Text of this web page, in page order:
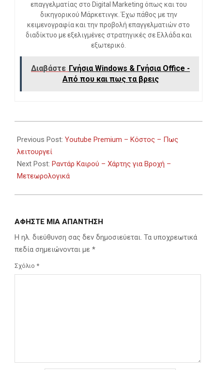
επαγγελματίας στο Digital Marketing όπως και του
δικηγορικού Μάρκετινγκ. Έχω πάθος με την
κειμενογραφία και την προβολή επαγγελματιών στο
διαδίκτυο με εξελιγμένες στρατηγικές σε Ελλάδα και
εξωτερικό.
Διαβάστε Γνήσια Windows & Γνήσια Office -
Από που και πως τα βρεις
02-
07
Previous Post: Youtube Premium – Κόστος – Πως
λειτουργεί
Next Post: Ραντάρ Καιρού – Χάρτης για Βροχή –
Μετεωρολογικά
ΑΦΉΣΤΕ ΜΙΑ ΑΠΆΝΤΗΣΗ
Η ηλ. διεύθυνση σας δεν δημοσιεύεται. Τα υποχρεωτικά
πεδία σημειώνονται με *
Σχόλιο *